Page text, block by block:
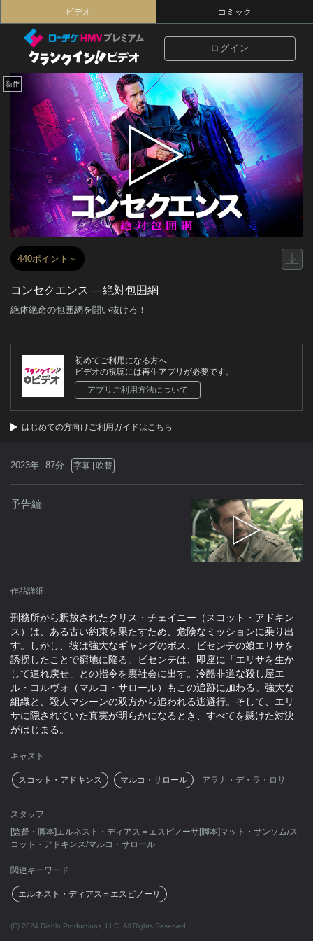
ビデオ コミック
ログイン
新作
440ポイント～
コンセクエンス ―絶対包囲網
絶体絶命の包囲網を闘い抜けろ！
初めてご利用になる方へ
ビデオの視聴には再生アプリが必要です。
アプリご利用方法について
はじめての方向けご利用ガイドはこちら
2023年 87分 字幕 吹替
予告編
作品詳細
刑務所から釈放されたクリス・チェイニー（スコット・アドキン
ス）は、ある古い約束を果たすため、危険なミッションに乗り出
す。しかし、彼は強大なギャングのボス、ビセンテの娘エリサを
誘拐したことで窮地に陥る。ビセンテは、即座に「エリサを生か
して連れ戻せ」との指令を裏社会に出す。冷酷非道な殺し屋エ
ル・コルヴォ（マルコ・サロール）もこの追跡に加わる。強大な
組織と、殺人マシーンの双方から追われる逃避行。そして、エリ
サに隠されていた真実が明らかになるとき、すべてを懸けた対決
がはじまる。
キャスト
スコット・アドキンス マルコ・サロール アラナ・デ・ラ・ロサ
スタッフ
[監督・脚本]エルネスト・ディアス＝エスピノーサ[脚本]マット・サンソム/ス
コット・アドキンス/マルコ・サロール
関連キーワード
エルネスト・ディアス＝エスピノーサ
(C) 2024 Diablo Productions, LLC. All Rights Reserved.